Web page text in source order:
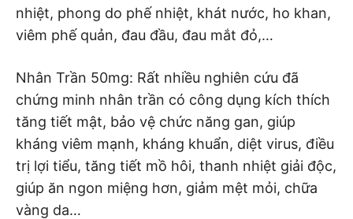
nhiệt, phong do phế nhiệt, khát nước, ho khan,
viêm phế quản, đau đầu, đau mắt đỏ,…
Nhân Trần 50mg: Rất nhiều nghiên cứu đã
chứng minh nhân trần có công dụng kích thích
tăng tiết mật, bảo vệ chức năng gan, giúp
kháng viêm mạnh, kháng khuẩn, diệt virus, điều
trị lợi tiểu, tăng tiết mồ hôi, thanh nhiệt giải độc,
giúp ăn ngon miệng hơn, giảm mệt mỏi, chữa
vàng da…